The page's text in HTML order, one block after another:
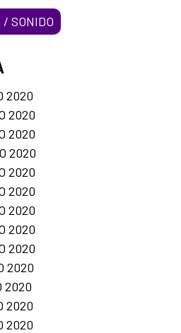
SONIDO
2020
2020
2020
2020
2020
2020
2020
2020
2020
2020
2020
2020
2020